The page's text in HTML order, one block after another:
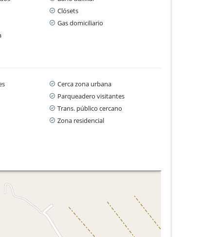
Clósets
Gas domiciliario
Cerca zona urbana
Parqueadero visitantes
Trans. público cercano
Zona residencial